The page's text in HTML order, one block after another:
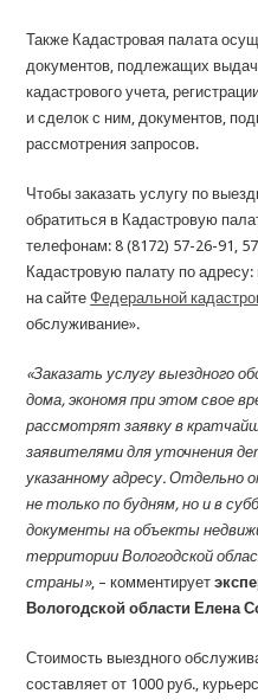
Также Кадастровая палата
документов, подлежащих
кадастрового учета,
и сделок с ним, документов,
рассмотрения запросов.
Чтобы заказать услугу по
обратиться в Кадастровую
телефонам: 8 (8172) 57-26-91,
Кадастровую палату по
на сайтеФедеральной
обслуживание».
«Заказать услугу выездного
дома, экономя при этом свое
рассмотрят заявку в
заявителями для уточнения
указанному адресу. Отдельно
не только по будням, но и в
документы на объекты
территории Вологодской
страны», – комментирует
Вологодской области Елена
Стоимость выездного
составляет от 1000 руб.,